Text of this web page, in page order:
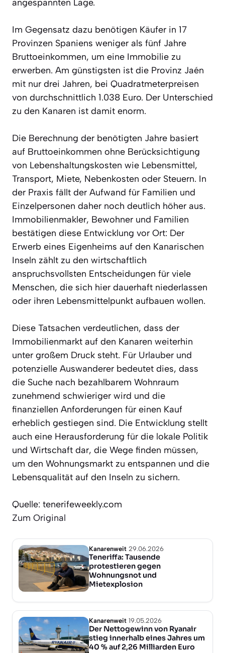
angespannten Lage.
Im Gegensatz dazu benötigen Käufer in 17
Provinzen Spaniens weniger als fünf Jahre
Bruttoeinkommen, um eine Immobilie zu
erwerben. Am günstigsten ist die Provinz Jaén
mit nur drei Jahren, bei Quadratmeterpreisen
von durchschnittlich 1.038 Euro. Der Unterschied
zu den Kanaren ist damit enorm.
Die Berechnung der benötigten Jahre basiert
auf Bruttoeinkommen ohne Berücksichtigung
von Lebenshaltungskosten wie Lebensmittel,
Transport, Miete, Nebenkosten oder Steuern. In
der Praxis fällt der Aufwand für Familien und
Einzelpersonen daher noch deutlich höher aus.
Immobilienmakler, Bewohner und Familien
bestätigen diese Entwicklung vor Ort: Der
Erwerb eines Eigenheims auf den Kanarischen
Inseln zählt zu den wirtschaftlich
anspruchsvollsten Entscheidungen für viele
Menschen, die sich hier dauerhaft niederlassen
oder ihren Lebensmittelpunkt aufbauen wollen.
Diese Tatsachen verdeutlichen, dass der
Immobilienmarkt auf den Kanaren weiterhin
unter großem Druck steht. Für Urlauber und
potenzielle Auswanderer bedeutet dies, dass
die Suche nach bezahlbarem Wohnraum
zunehmend schwieriger wird und die
finanziellen Anforderungen für einen Kauf
erheblich gestiegen sind. Die Entwicklung stellt
auch eine Herausforderung für die lokale Politik
und Wirtschaft dar, die Wege finden müssen,
um den Wohnungsmarkt zu entspannen und die
Lebensqualität auf den Inseln zu sichern.
Quelle: tenerifeweekly.com
Zum Original
Kanarenweit 29.06.2026
Teneriffa: Tausende
protestieren gegen
Wohnungsnot und
Mietexplosion
Kanarenweit 19.05.2026
Der Nettogewinn von Ryanair
stieg innerhalb eines Jahres um
40 % auf 2,26 Milliarden Euro